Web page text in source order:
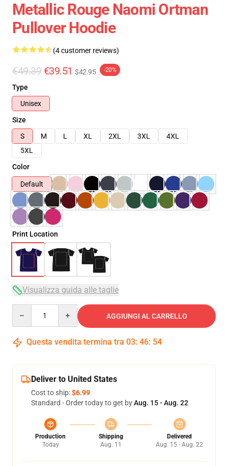
Metallic Rouge Naomi Ortman
Pullover Hoodie
(4 customer reviews)
€49.39 €39.51 $42.95 -20%
Type
Unisex
Size
S
M L XL 2XL 3XL
4XL
5XL
Color
Default
Print Location
Visualizza guida alle taglie
AGGIUNGI AL CARRELLO
Questa vendita termina tra 03: 46: 53
Deliver to United States
Cost to ship:$6.99
Standard - Order today to get byAug. 15 - Aug. 22
Production
Today
Shipping
Aug. 11
Delivered
Aug. 15 - Aug. 22